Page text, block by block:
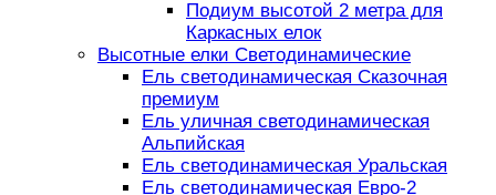
Подиум высотой 2 метра для
Каркасных елок
Высотные елки Светодинамические
Ель светодинамическая Сказочная
премиум
Ель уличная светодинамическая
Альпийская
Ель светодинамическая Уральская
Ель светодинамическая Евро-2